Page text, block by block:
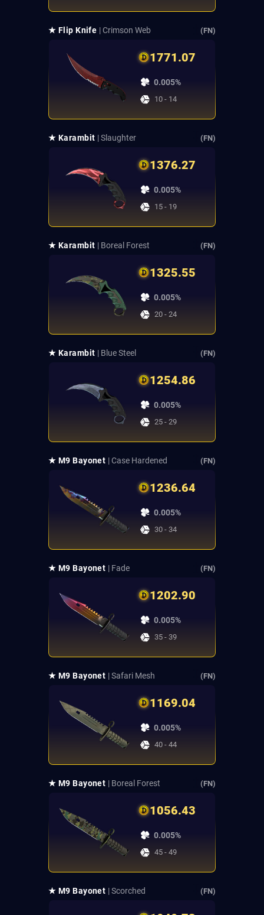
★ Flip Knife | Crimson Web (FN)
1771.07
0.005%
10 - 14
★ Karambit | Slaughter (FN)
1376.27
0.005%
15 - 19
★ Karambit | Boreal Forest (FN)
1325.55
0.005%
20 - 24
★ Karambit | Blue Steel (FN)
1254.86
0.005%
25 - 29
★ M9 Bayonet | Case Hardened (FN)
1236.64
0.005%
30 - 34
★ M9 Bayonet | Fade (FN)
1202.90
0.005%
35 - 39
★ M9 Bayonet | Safari Mesh (FN)
1169.04
0.005%
40 - 44
★ M9 Bayonet | Boreal Forest (FN)
1056.43
0.005%
45 - 49
★ M9 Bayonet | Scorched (FN)